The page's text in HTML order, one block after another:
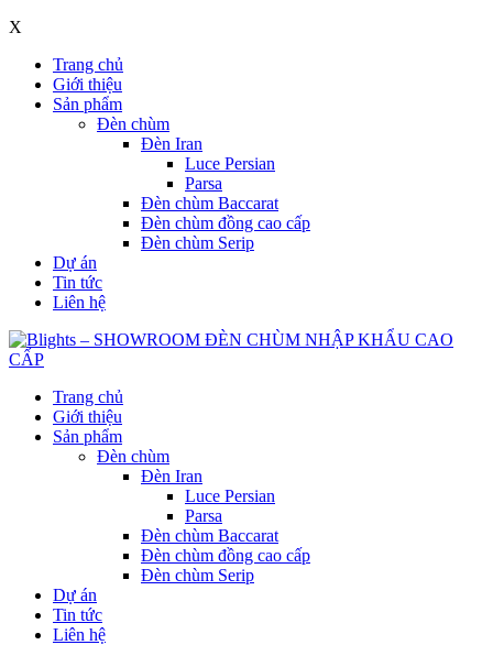
X
Trang chủ
Giới thiệu
Sản phẩm
Đèn chùm
Đèn Iran
Luce Persian
Parsa
Đèn chùm Baccarat
Đèn chùm đồng cao cấp
Đèn chùm Serip
Dự án
Tin tức
Liên hệ
Trang chủ
Giới thiệu
Sản phẩm
Đèn chùm
Đèn Iran
Luce Persian
Parsa
Đèn chùm Baccarat
Đèn chùm đồng cao cấp
Đèn chùm Serip
Dự án
Tin tức
Liên hệ